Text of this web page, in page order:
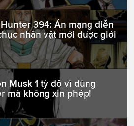
394: Án mạng diễn
nhân vật mới được giới
Musk 1 tỷ đô vì dùng
mà không xin phép!